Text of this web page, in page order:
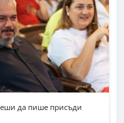
да пише присъди